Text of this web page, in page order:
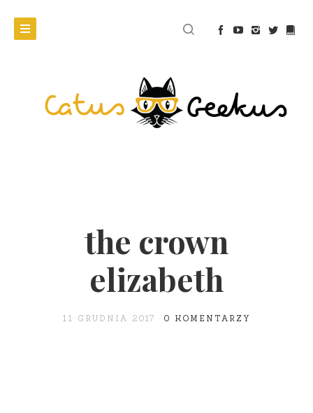
the crown
elizabeth
11 GRUDNIA 2017 0 KOMENTARZY